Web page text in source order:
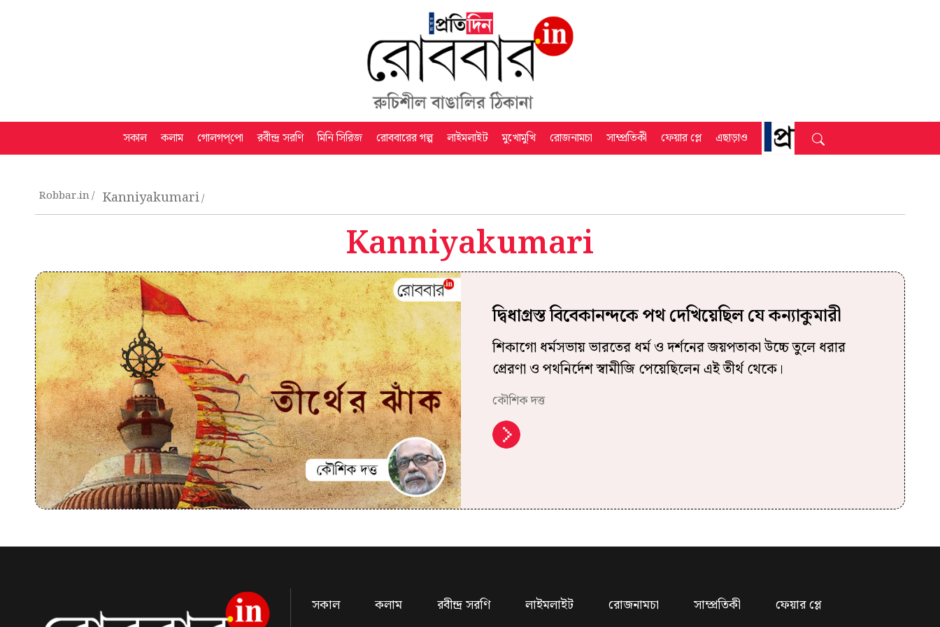
সকাল কলাম গোলগপ্‌পো রবীন্দ্র সরণি মিনি সিরিজ রোববারের গল্প লাইমলাইট মুখোমুখি রোজনামচা সাম্প্রতিকী ফেয়ার প্লে এছাড়াও
Robbar.in Kanniyakumari
Kanniyakumari
দ্বিধাগ্রস্ত বিবেকানন্দকে পথ দেখিয়েছিল যে কন্যাকুমারী
শিকাগো ধর্মসভায় ভারতের ধর্ম ও দর্শনের জয়পতাকা উচ্চে তুলে ধরার
প্রেরণা ও পথনির্দেশ স্বামীজি পেয়েছিলেন এই তীর্থ থেকে।
কৌশিক দত্ত
সকাল কলাম রবীন্দ্র সরণি লাইমলাইট রোজনামচা সাম্প্রতিকী ফেয়ার প্লে